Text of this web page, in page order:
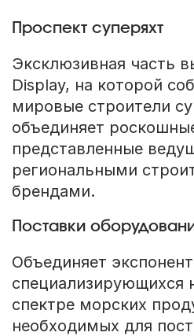
Проспект суперяхт
Эксклюзивная часть
Display, на которой
мировые строители
объединяет
представленные
региональными
брендами.
Поставки
Объединяет
специализирующихся
спектре морских
необходимых для